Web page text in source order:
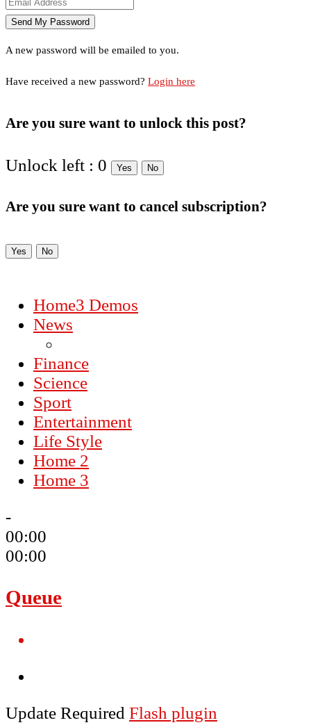
A new password will be emailed to you.
Have received a new password? Login here
Are you sure want to unlock this post?
Unlock left : 0 Yes No
Are you sure want to cancel subscription?
Yes No
Home3 Demos
News
Finance
Science
Sport
Entertainment
Life Style
Home 2
Home 3
-
00:00
00:00
Queue
Update Required Flash plugin